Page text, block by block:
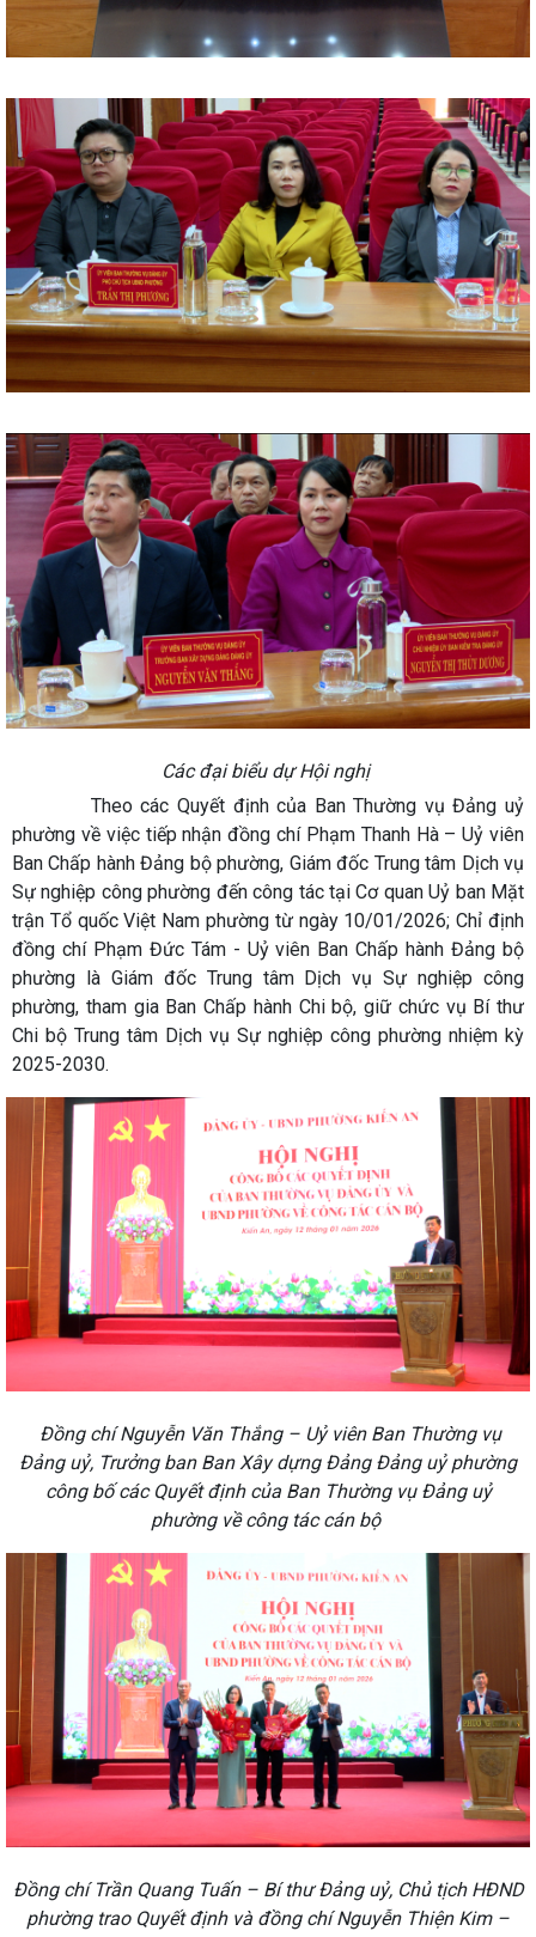
Các đại biểu dự Hội nghị
Theo các Quyết định của Ban Thường vụ Đảng uỷ
phường về việc tiếp nhận đồng chí Phạm Thanh Hà – Uỷ viên
Ban Chấp hành Đảng bộ phường, Giám đốc Trung tâm Dịch vụ
Sự nghiệp công phường đến công tác tại Cơ quan Uỷ ban Mặt
trận Tổ quốc Việt Nam phường từ ngày 10/01/2026; Chỉ định
đồng chí Phạm Đức Tám - Uỷ viên Ban Chấp hành Đảng bộ
phường là Giám đốc Trung tâm Dịch vụ Sự nghiệp công
phường, tham gia Ban Chấp hành Chi bộ, giữ chức vụ Bí thư
Chi bộ Trung tâm Dịch vụ Sự nghiệp công phường nhiệm kỳ
2025-2030.
Đồng chí Nguyễn Văn Thắng – Uỷ viên Ban Thường vụ
Đảng uỷ, Trưởng ban Ban Xây dựng Đảng Đảng uỷ phường
công bố các Quyết định của Ban Thường vụ Đảng uỷ
phường về công tác cán bộ
Đồng chí Trần Quang Tuấn – Bí thư Đảng uỷ, Chủ tịch HĐND
phường trao Quyết định và đồng chí Nguyễn Thiện Kim –